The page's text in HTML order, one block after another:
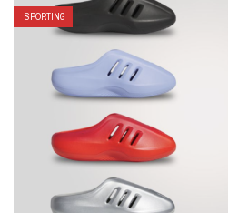
SPORTING